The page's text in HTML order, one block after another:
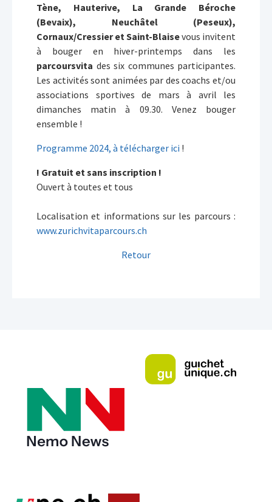
Tène, Hauterive, La Grande Béroche
(Bevaix), Neuchâtel (Peseux),
Cornaux/Cressier et Saint-Blaisevous invitent
à bouger en hiver-printemps dans les
parcoursvita des six communes participantes.
Les activités sont animées par des coachs et/ou
associations sportives de mars à avril les
dimanches matin à 09.30. Venez bouger
ensemble !
Programme 2024, à télécharger ici !
! Gratuit et sans inscription !
Ouvert à toutes et tous
Localisation et informations sur les parcours :
www.zurichvitaparcours.ch
Retour